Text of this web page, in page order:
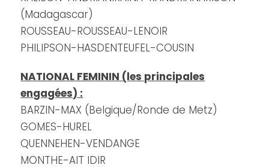
(Madagascar)
ROUSSEAU-ROUSSEAU-LENOIR
PHILIPSON-HASDENTEUFEL-COUSIN
NATIONAL FEMININ (les principales
engagées) :
BARZIN-MAX (Belgique/Ronde de Metz)
GOMES-HUREL
QUENNEHEN-VENDANGE
MONTHE-AIT IDIR